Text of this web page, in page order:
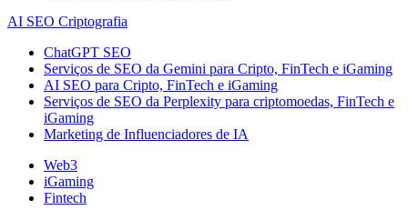
AI SEO Criptografia
ChatGPT SEO
Serviços de SEO da Gemini para Cripto, FinTech e iGaming
AI SEO para Cripto, FinTech e iGaming
Serviços de SEO da Perplexity para criptomoedas, FinTech e
iGaming
Marketing de Influenciadores de IA
Web3
iGaming
Fintech